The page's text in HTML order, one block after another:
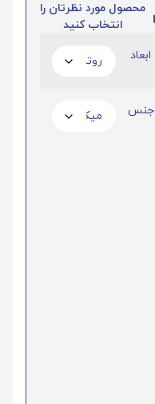
محصول مورد نظرتان را
انتخاب کنید
ابعاد
جنس